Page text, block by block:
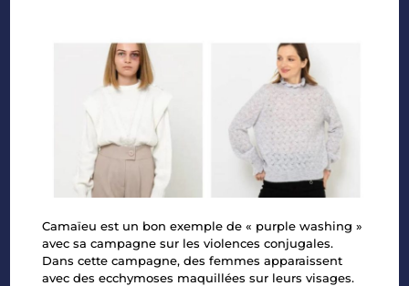
Camaïeu est un bon exemple de « purple washing »
avec sa campagne sur les violences conjugales.
Dans cette campagne, des femmes apparaissent
avec des ecchymoses maquillées sur leurs visages.